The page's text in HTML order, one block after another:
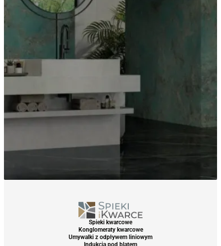
Spieki kwarcowe
Konglomeraty kwarcowe
Umywalki z odpływem liniowym
Indukcja pod blatem